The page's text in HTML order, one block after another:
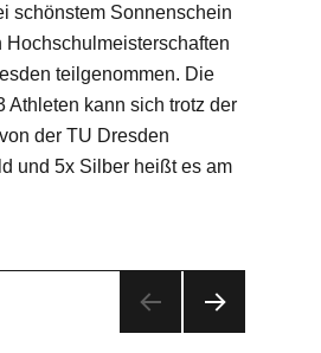
schönstem Sonnenschein
teilgenommen. Die
Athleten kann sich trotz der
der TU Dresden
und 5x Silber heißt es am
2x Gold, 5x Silber“